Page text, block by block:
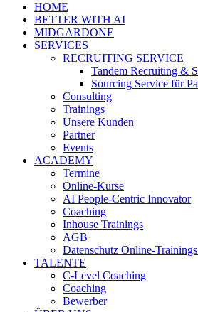
HOME
BETTER WITH AI
MIDGARDONE
SERVICES
RECRUITING SERVICE
Tandem Recruiting &
Sourcing Service für
Consulting
Trainings
Unsere Kunden
Partner
Events
ACADEMY
Termine
Online-Kurse
AI People-Centric Innovator
Coaching
Inhouse Trainings
AGB
Datenschutz Online-
TALENTE
C-Level Coaching
Coaching
Bewerber